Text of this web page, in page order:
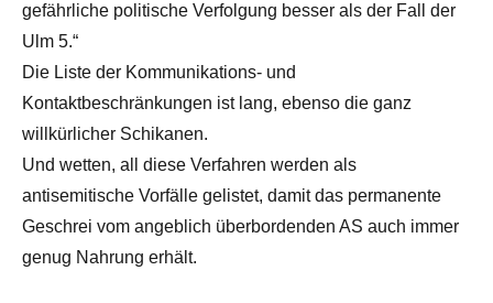
gefährliche politische Verfolgung besser als der Fall der
Ulm 5.“
Die Liste der Kommunikations- und
Kontaktbeschränkungen ist lang, ebenso die ganz
willkürlicher Schikanen.
Und wetten, all diese Verfahren werden als
antisemitische Vorfälle gelistet, damit das permanente
Geschrei vom angeblich überbordenden AS auch immer
genug Nahrung erhält.